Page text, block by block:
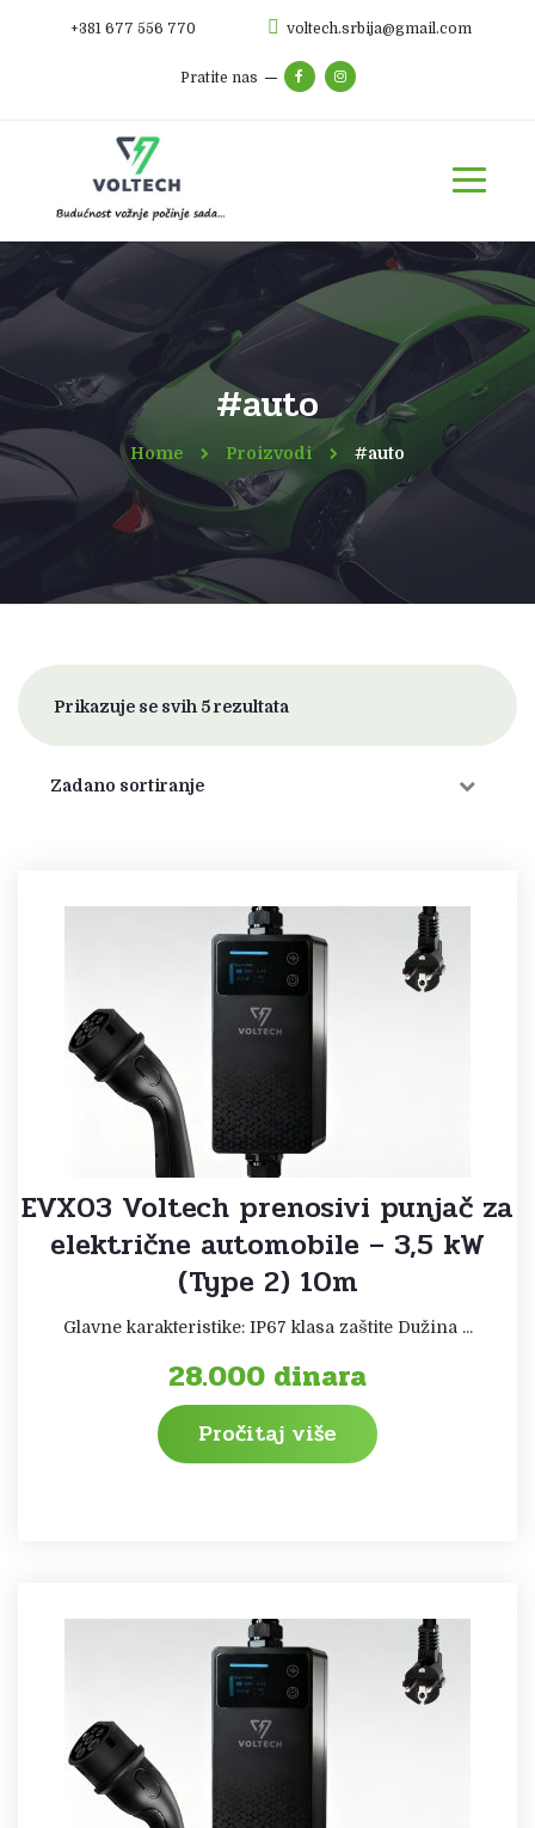
+381 677 556 770 voltech.srbija@gmail.com
Pratite nas
#auto
Home Proizvodi #auto
Prikazuje se svih 5 rezultata
EVX03 Voltech prenosivi punjač za
električne automobile – 3,5 kW
(Type 2) 10m
Glavne karakteristike: IP67 klasa zaštite Dužina ...
28.000 dinara
Pročitaj više